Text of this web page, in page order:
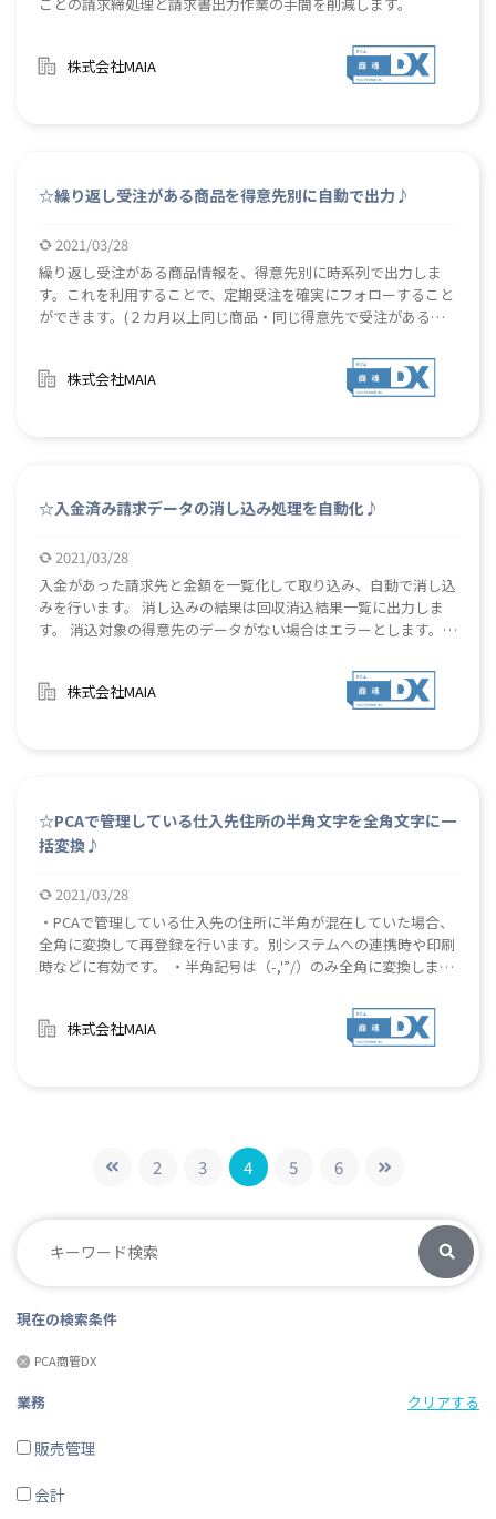
株式会社MAIA
☆繰り返し受注がある商品を得意先別に自動で出力♪
2021/03/28
繰り返し受注がある商品情報を、得意先別に時系列で出力しま
す。これを利用することで、定期受注を確実にフォローすること
ができます。(２カ月以上同じ商品・同じ得意先で受注があるこ
ことで確実な受注につなげます。 担当者任せのフォローではな
株式会社MAIA
☆入金済み請求データの消し込み処理を自動化♪
2021/03/28
入金があった請求先と金額を一覧化して取り込み、自動で消し込
みを行います。 消し込みの結果は回収消込結果一覧に出力しま
す。 消込対象の得意先のデータがない場合はエラーとします。
株式会社MAIA
☆PCAで管理している仕入先住所の半角文字を全角文字に一
括変換♪
2021/03/28
・PCAで管理している仕入先の住所に半角が混在していた場合、
全角に変換して再登録を行います。別システムへの連携時や印刷
時などに有効です。 ・半角記号は（-,'”/）のみ全角に変換しま
確に判別し、全角に統一した後の登録処置も自動で行います。
株式会社MAIA
2 3 4 5 6
現在の検索条件
PCA商管DX
業務 クリアする
販売管理
会計